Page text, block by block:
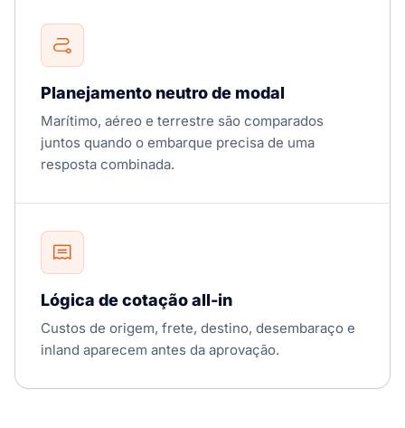
Planejamento neutro de modal
Marítimo, aéreo e terrestre são comparados
juntos quando o embarque precisa de uma
resposta combinada.
Lógica de cotação all-in
Custos de origem, frete, destino, desembaraço e
inland aparecem antes da aprovação.